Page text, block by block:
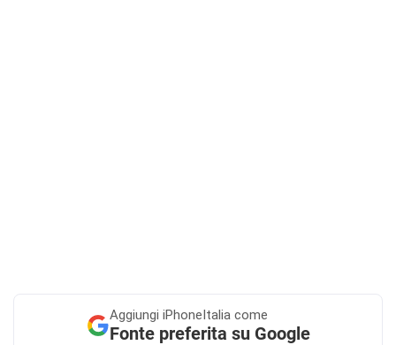
Aggiungi iPhoneItalia come
Fonte preferita su Google